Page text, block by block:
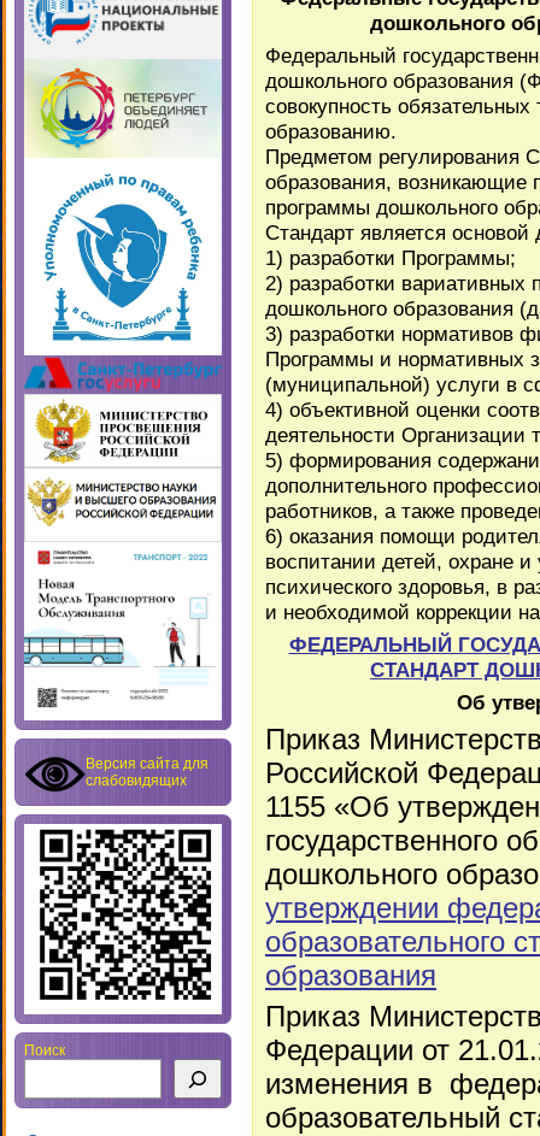
Версия сайта для
слабовидящих
Поиск
дошкольного
Федеральный
дошкольного образования
совокупность
образованию.
Предметом регулирования
образования, возникающие
программы дошкольного
Стандарт является основой
1) разработки Программы;
2) разработки
дошкольного образования
3) разработки нормативов
Программы и нормативных
(муниципальной) услуги в
4) объективной оценки
деятельности Организации
5) формирования
дополнительного
работников, а также
6) оказания помощи
воспитании детей, охране
психического здоровья, в
и необходимой коррекции
ФЕДЕРАЛЬНЫЙ
СТАНДАРТ
Об
Приказ
Российской
1155 «Об
государственного
дошкольного
утверждении
образовательного
образования
Приказ
Федерации от
изменения в
образовательный